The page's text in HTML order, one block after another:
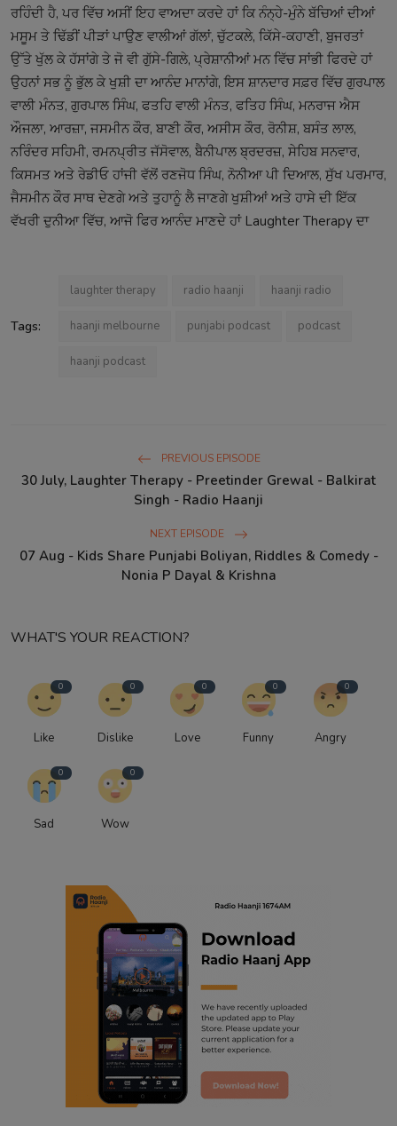
ਰਹਿੰਦੀ ਹੈ, ਪਰ ਵਿੱਚ ਅਸੀਂ ਇਹ ਵਾਅਦਾ ਕਰਦੇ ਹਾਂ ਕਿ ਨੰਨ੍ਹੇ-ਮੁੰਨੇ ਬੱਚਿਆਂ ਦੀਆਂ
ਮਸੂਮ ਤੇ ਢਿੱਡੀਂ ਪੀੜਾਂ ਪਾਉਣ ਵਾਲੀਆਂ ਗੱਲਾਂ, ਚੁੱਟਕਲੇ, ਕਿੱਸੇ-ਕਹਾਣੀ, ਬੁਜਰਤਾਂ
ਉੱਤੇ ਖੁੱਲ ਕੇ ਹੱਸਾਂਗੇ ਤੇ ਜੋ ਵੀ ਗੁੱਸੇ-ਗਿਲੇ, ਪ੍ਰੇਸ਼ਾਨੀਆਂ ਮਨ ਵਿੱਚ ਸਾਂਭੀ ਫਿਰਦੇ ਹਾਂ
ਉਹਨਾਂ ਸਭ ਨੂੰ ਭੁੱਲ ਕੇ ਖੁਸ਼ੀ ਦਾ ਆਨੰਦ ਮਾਨਾਂਗੇ, ਇਸ ਸ਼ਾਨਦਾਰ ਸਫ਼ਰ ਵਿੱਚ ਗੁਰਪਾਲ
ਵਾਲੀ ਮੰਨਤ, ਗੁਰਪਾਲ ਸਿੰਘ, ਫਤਹਿ ਵਾਲੀ ਮੰਨਤ, ਫਤਿਹ ਸਿੰਘ, ਮਨਰਾਜ ਐਸ
ਔਜਲਾ, ਆਰਜ਼ਾ, ਜਸਮੀਨ ਕੌਰ, ਬਾਣੀ ਕੌਰ, ਅਸੀਸ ਕੌਰ, ਰੋਨੀਸ਼, ਬਸੰਤ ਲਾਲ,
ਨਰਿੰਦਰ ਸਹਿਮੀ, ਰਮਨਪ੍ਰੀਤ ਜੱਸੋਵਾਲ, ਬੈਨੀਪਾਲ ਬ੍ਰਦਰਜ਼, ਸੇਹਿਬ ਸਨਵਾਰ,
ਕਿਸਮਤ ਅਤੇ ਰੇਡੀਓ ਹਾਂਜੀ ਵੱਲੋਂ ਰਣਜੋਧ ਸਿੰਘ, ਨੋਨੀਆ ਪੀ ਦਿਆਲ, ਸੁੱਖ ਪਰਮਾਰ,
ਜੈਸਮੀਨ ਕੌਰ ਸਾਥ ਦੇਣਗੇ ਅਤੇ ਤੁਹਾਨੂੰ ਲੈ ਜਾਣਗੇ ਖੁਸ਼ੀਆਂ ਅਤੇ ਹਾਸੇ ਦੀ ਇੱਕ
ਵੱਖਰੀ ਦੁਨੀਆ ਵਿੱਚ, ਆਜੋ ਫਿਰ ਆਨੰਦ ਮਾਣਦੇ ਹਾਂ Laughter Therapy ਦਾ
Tags:
laughter therapy radio haanji haanji radio
haanji melbourne punjabi podcast podcast
haanji podcast
PREVIOUS EPISODE
30 July, Laughter Therapy - Preetinder Grewal - Balkirat
Singh - Radio Haanji
NEXT EPISODE
07 Aug - Kids Share Punjabi Boliyan, Riddles & Comedy -
Nonia P Dayal & Krishna
WHAT'S YOUR REACTION?
0
Like
0
Dislike
0
Love
0
Funny
0
Angry
0
Sad
0
Wow